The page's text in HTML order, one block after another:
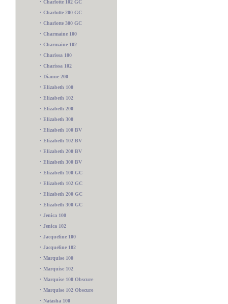
• Charlotte 102 GC
• Charlotte 200 GC
• Charlotte 300 GC
• Charmaine 100
• Charmaine 102
• Charissa 100
• Charissa 102
• Dianne 200
• Elizabeth 100
• Elizabeth 102
• Elizabeth 200
• Elizabeth 300
• Elizabeth 100 BV
• Elizabeth 102 BV
• Elizabeth 200 BV
• Elizabeth 300 BV
• Elizabeth 100 GC
• Elizabeth 102 GC
• Elizabeth 200 GC
• Elizabeth 300 GC
• Jenica 100
• Jenica 102
• Jacqueline 100
• Jacqueline 102
• Marquise 100
• Marquise 102
• Marquise 100 Obscure
• Marquise 102 Obscure
• Natasha 100